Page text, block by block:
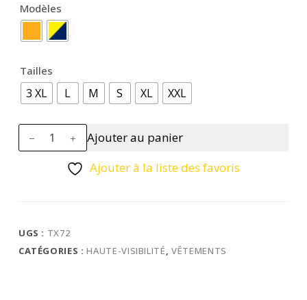
Modèles
Tailles
3 XL L M S XL XXL
quantité
de
Ajouter au panier
Ajouter à la liste des favoris
UGS : TX72
CATÉGORIES :HAUTE-VISIBILITÉ,VÊTEMENTS